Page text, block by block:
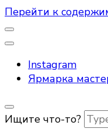
Перейти к
Instagram
Ярмарка
Ищите что-то?